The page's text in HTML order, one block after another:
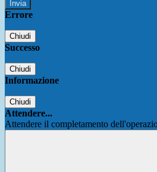
Errore
Chiudi
Successo
Chiudi
Informazione
Chiudi
Attendere...
Attendere il completamento